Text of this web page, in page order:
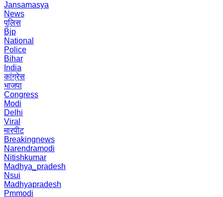
Jansamasya
News
पुलिस
Bjp
National
Police
Bihar
India
कांग्रेस
भाजपा
Congress
Modi
Delhi
Viral
मारपीट
Breakingnews
Narendramodi
Nitishkumar
Madhya_pradesh
Nsui
Madhyapradesh
Pmmodi